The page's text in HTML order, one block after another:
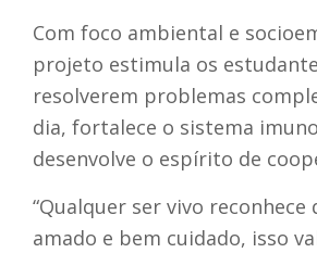
Com foco ambiental e
projeto estimula os
resolverem problemas
dia, fortalece o sistema
desenvolve o espírito de
“Qualquer ser vivo reconhece
amado e bem cuidado, isso